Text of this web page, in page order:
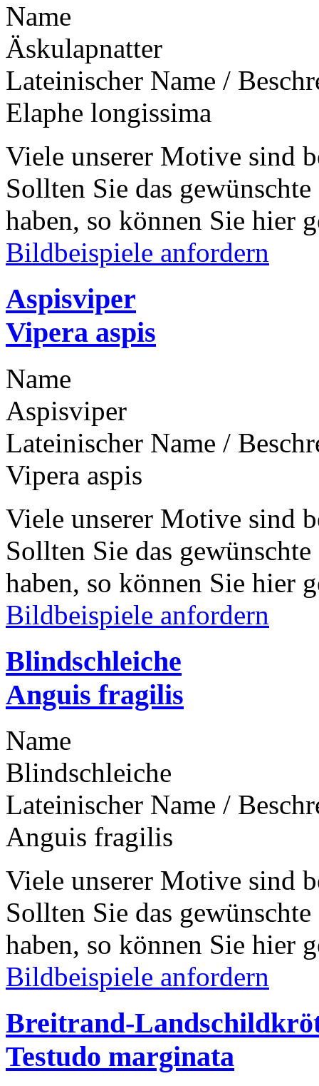
Name
Äskulapnatter
Lateinischer Name /
Elaphe longissima
Viele unserer Motive sind
Sollten Sie das
haben, so können Sie hier
Bildbeispiele anfordern
Aspisviper
Vipera aspis
Name
Aspisviper
Lateinischer Name /
Vipera aspis
Viele unserer Motive sind
Sollten Sie das
haben, so können Sie hier
Bildbeispiele anfordern
Blindschleiche
Anguis fragilis
Name
Blindschleiche
Lateinischer Name /
Anguis fragilis
Viele unserer Motive sind
Sollten Sie das
haben, so können Sie hier
Bildbeispiele anfordern
Breitrand-
Testudo marginata